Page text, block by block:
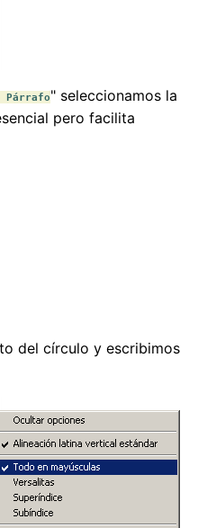
Párrafo" seleccionamos la
pero facilita
del círculo y escribimos